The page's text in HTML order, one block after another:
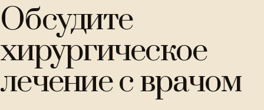
Обсудите
хирургическое
лечение с врачом